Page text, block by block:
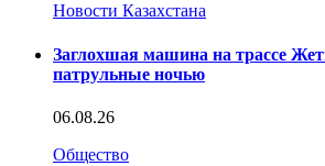
Новости Казахстана
Заглохшая машина на трассе
патрульные ночью
06.08.26
Общество